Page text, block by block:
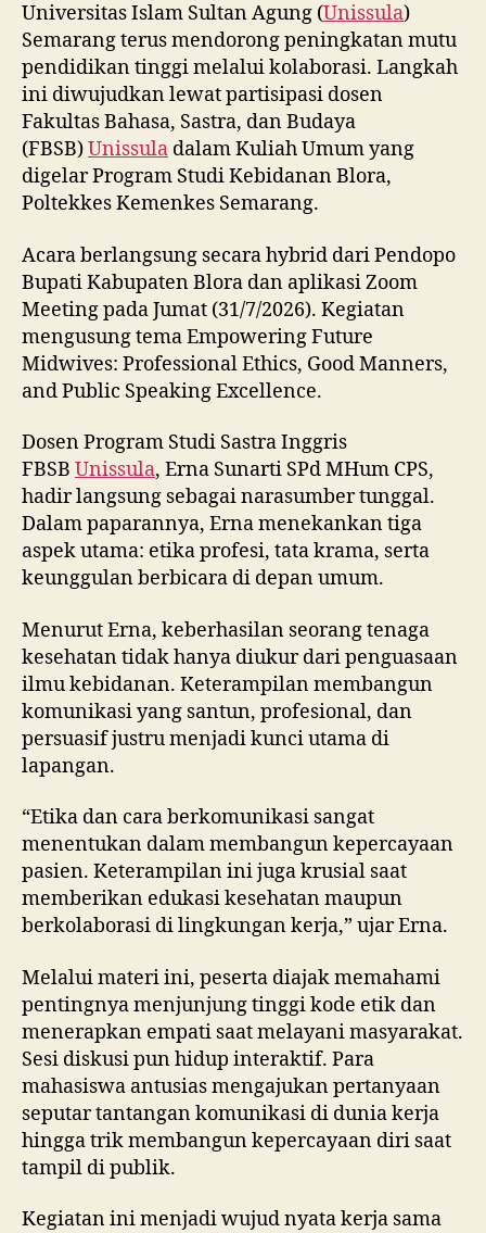
Universitas Islam Sultan Agung (Unissula)
Semarang terus mendorong peningkatan mutu
pendidikan tinggi melalui kolaborasi. Langkah
ini diwujudkan lewat partisipasi dosen
Fakultas Bahasa, Sastra, dan Budaya
(FBSB)Unissula dalam Kuliah Umum yang
digelar Program Studi Kebidanan Blora,
Poltekkes Kemenkes Semarang.
Acara berlangsung secara hybrid dari Pendopo
Bupati Kabupaten Blora dan aplikasi Zoom
Meeting pada Jumat (31/7/2026). Kegiatan
mengusung tema Empowering Future
Midwives: Professional Ethics, Good Manners,
and Public Speaking Excellence.
Dosen Program Studi Sastra Inggris
FBSB Unissula, Erna Sunarti SPd MHum CPS,
hadir langsung sebagai narasumber tunggal.
Dalam paparannya, Erna menekankan tiga
aspek utama: etika profesi, tata krama, serta
keunggulan berbicara di depan umum.
Menurut Erna, keberhasilan seorang tenaga
kesehatan tidak hanya diukur dari penguasaan
ilmu kebidanan. Keterampilan membangun
komunikasi yang santun, profesional, dan
persuasif justru menjadi kunci utama di
lapangan.
“Etika dan cara berkomunikasi sangat
menentukan dalam membangun kepercayaan
pasien. Keterampilan ini juga krusial saat
memberikan edukasi kesehatan maupun
berkolaborasi di lingkungan kerja,” ujar Erna.
Melalui materi ini, peserta diajak memahami
pentingnya menjunjung tinggi kode etik dan
menerapkan empati saat melayani masyarakat.
Sesi diskusi pun hidup interaktif. Para
mahasiswa antusias mengajukan pertanyaan
seputar tantangan komunikasi di dunia kerja
hingga trik membangun kepercayaan diri saat
tampil di publik.
Kegiatan ini menjadi wujud nyata kerja sama